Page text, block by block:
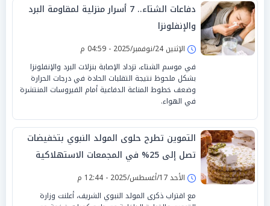
دفاعات الشتاء.. 7 أسرار منزلية لمقاومة البرد
والإنفلونزا
الإثنين 24/نوفمبر/2025 - 04:59 م
في موسم الشتاء، تزداد الإصابة بنزلات البرد والإنفلونزا
بشكل ملحوظ نتيجة التقلبات الحادة في درجات الحرارة
وضعف خطوط المناعة الدفاعية أمام الفيروسات المنتشرة
في الهواء.
التموين تطرح حلوى المولد النبوي بتخفيضات
تصل إلى 25% في المجمعات الاستهلاكية
الأحد 17/أغسطس/2025 - 12:44 م
مع اقتراب ذكرى المولد النبوي الشريف، أعلنت وزارة